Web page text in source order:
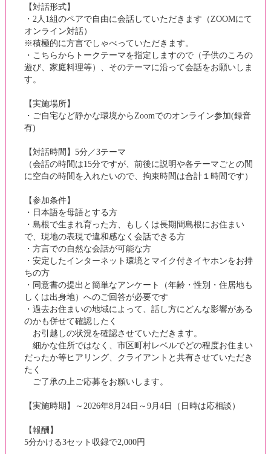
【対話形式】
・2人1組のペアで自由に会話していただきます（ZOOMにて
オンライン対話）
※積極的に方言でしゃべっていただきます。
・こちらからトークテーマを指定しますので（子供のころの
遊び、家庭料理等）、そのテーマに沿って会話をお願いしま
す。
【実施場所】
・ご自宅など静かな環境からZoomでのオンライン参加(録音
有)
【対話時間】5分／3テーマ
（会話の時間は15分ですが、前後に説明や各テーマごとの間
に空白の時間を入れたいので、拘束時間は合計１時間です）
【参加条件】
・日本語を母語とする方
・島根で生まれ育った方、もしくは長期間島根にお住まい
で、現地の表現で違和感なく会話できる方
・方言での自然な会話が可能な方
・安定したインターネット環境とマイク付きイヤホンをお持
ちの方
・同意書の提出と簡単なアンケート（年齢・性別・住居地も
しくは出身地）へのご回答が必要です
・過去お住まいの地域によって、話し方にどんな影響がある
のかも併せて確認したく
お引越しの状況を確認させていただきます。
細かな住所ではなく、市区町村レベルでどの程度お住まい
だったか等ヒアリング、クライアントと共有させていただき
たく
ご了承の上ご応募をお願いします。
【実施時期】～2026年8月24日～9月4日（日時は応相談）
【報酬】
5分かける3セット収録で2,000円